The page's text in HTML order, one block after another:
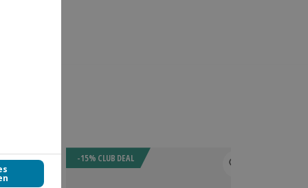
-15% CLUB DEAL